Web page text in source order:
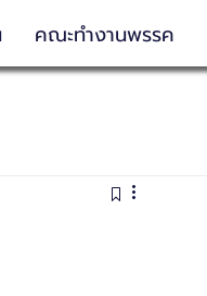
คณะทำงานพรรค